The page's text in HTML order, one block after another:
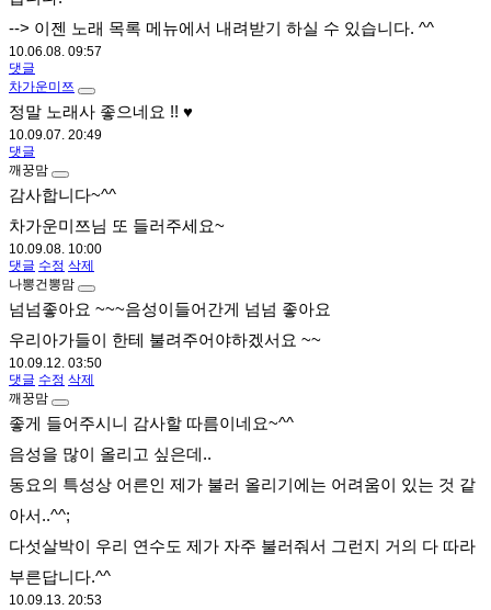
--> 이젠 노래 목록 메뉴에서 내려받기 하실 수 있습니다. ^^
10.06.08. 09:57
댓글
차가운미쯔
정말 노래사 좋으네요 !! ♥
10.09.07. 20:49
댓글
깨꿍맘
감사합니다~^^
차가운미쯔님 또 들러주세요~
10.09.08. 10:00
댓글 수정 삭제
나뽕건뽕맘
넘넘좋아요 ~~~음성이들어간게 넘넘 좋아요
우리아가들이 한테 불려주어야하겠서요 ~~
10.09.12. 03:50
댓글 수정 삭제
깨꿍맘
좋게 들어주시니 감사할 따름이네요~^^
음성을 많이 올리고 싶은데..
동요의 특성상 어른인 제가 불러 올리기에는 어려움이 있는 것 같
아서..^^;
다섯살박이 우리 연수도 제가 자주 불러줘서 그런지 거의 다 따라
부른답니다.^^
10.09.13. 20:53